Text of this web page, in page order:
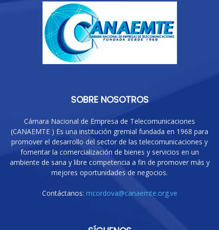
SOBRE NOSOTROS
Cámara Nacional de Empresa de Telecomunicaciones
(CANAEMTE ) Es una institución gremial fundada en 1968 para
promover el desarrollo del sector de las telecomunicaciones y
fomentar la comercialización de bienes y servicios en un
ambiente de sana y libre competencia a fin de promover más y
mejores oportunidades de negocios.
Contáctanos: mcordova@canaemte.org.ve